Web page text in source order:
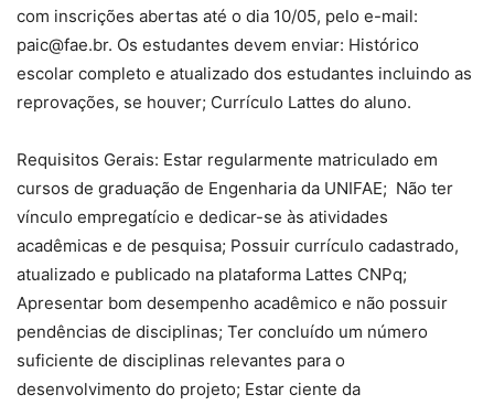
com inscrições abertas até o dia 10/05, pelo e-mail:
paic@fae.br. Os estudantes devem enviar: Histórico
escolar completo e atualizado dos estudantes incluindo as
reprovações, se houver; Currículo Lattes do aluno.
Requisitos Gerais: Estar regularmente matriculado em
cursos de graduação de Engenharia da UNIFAE; Não ter
vínculo empregatício e dedicar-se às atividades
acadêmicas e de pesquisa; Possuir currículo cadastrado,
atualizado e publicado na plataforma Lattes CNPq;
Apresentar bom desempenho acadêmico e não possuir
pendências de disciplinas; Ter concluído um número
suficiente de disciplinas relevantes para o
desenvolvimento do projeto; Estar ciente da